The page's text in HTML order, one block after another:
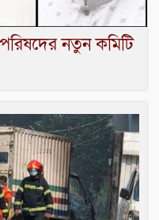
পরিষদের নতুন কমিটি